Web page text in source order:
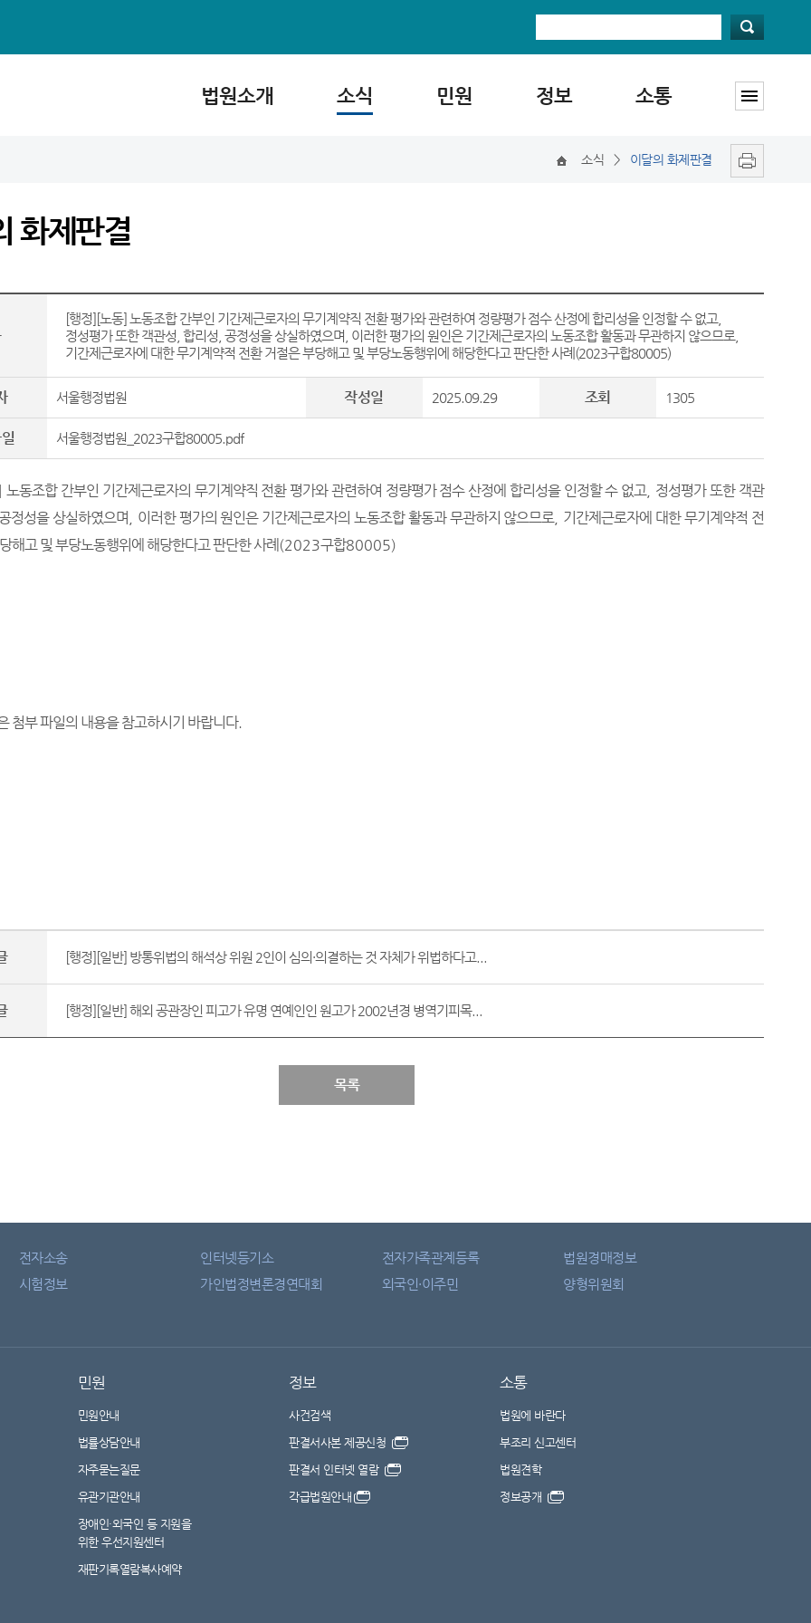
법원소개 소식 민원 정보 소통
소식 > 이달의 화제판결
화제판결
[행정][노동] 노동조합 간부인 기간제근로자의 무기계약직 전환 평가와 관련하여 정량평가 점수 산정에 합리성을 인정할 수 없고,
정성평가 또한 객관성, 합리성, 공정성을 상실하였으며, 이러한 평가의 원인은 기간제근로자의 노동조합 활동과 무관하지 않으므로,
기간제근로자에 대한 무기계약적 전환 거절은 부당해고 및 부당노동행위에 해당한다고 판단한 사례(2023구합80005)
서울행정법원 작성일 2025.09.29 조회 1305
서울행정법원_2023구합80005.pdf
노동조합 간부인 기간제근로자의 무기계약직 전환 평가와 관련하여 정량평가 점수 산정에 합리성을 인정할 수 없고, 정성평가 또한 객관
정성을 상실하였으며 이러한 평가의 원인은 기간제근로자의 노동조합 활동과 무관하지 않으므로, 기간제근로자에 대한 무기계약적 전
해고 및 부당노동행위에 해당한다고 판단한 사례 (2023구합80005)
첨부 파일의 내용을 참고하시기 바랍니다.
[행정][일반] 방통위법의 해석상 위원 2인이 심의·의결하는 것 자체가 위법하다고...
[행정][일반] 해외 공관장인 피고가 유명 연예인인 원고가 2002년경 병역기피목...
목록
전자소송 인터넷등기소 전자가족관계등록
법원경매정보
시험정보 가인법정변론경연대회 외국인·이주민
양형위원회
민원
민원안내
법률상담안내
자주묻는질문
유관기관안내
장애인·외국인 등 지원을
위한 우선지원센터
재판기록열람복사예약
정보
사건검색
판결서사본 제공신청
판결서 인터넷 열람
각급법원안내
소통
법원에 바란다
부조리 신고센터
법원견학
정보공개